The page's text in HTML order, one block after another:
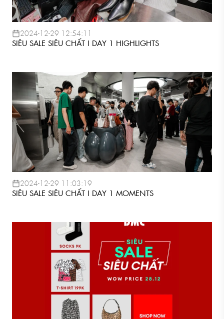
2024-12-29 12:54:11
SIÊU SALE SIÊU CHẤT I DAY 1 HIGHLIGHTS
2024-12-29 11:03:19
SIÊU SALE SIÊU CHẤT I DAY 1 MOMENTS